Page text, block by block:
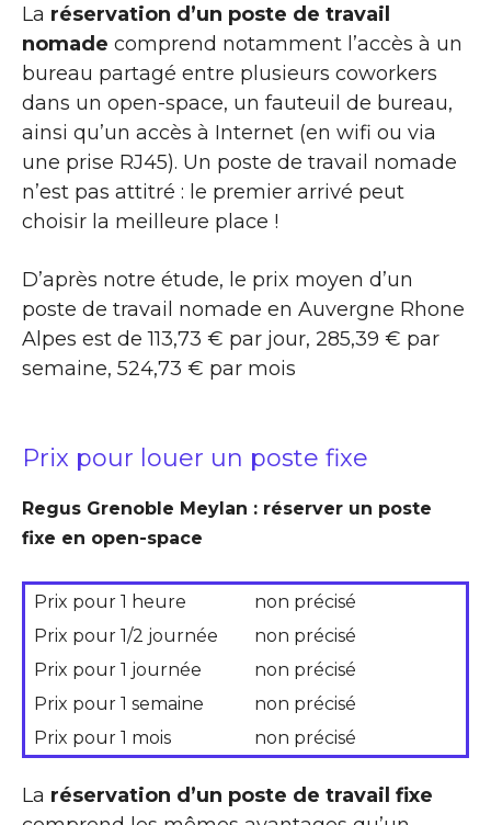
La réservation d’un poste de travail
nomade comprend notamment l’accès à un
bureau partagé entre plusieurs coworkers
dans un open-space, un fauteuil de bureau,
ainsi qu’un accès à Internet (en wifi ou via
une prise RJ45). Un poste de travail nomade
n’est pas attitré : le premier arrivé peut
choisir la meilleure place !
D’après notre étude, le prix moyen d’un
poste de travail nomade en Auvergne Rhone
Alpes est de 113,73 € par jour, 285,39 € par
semaine, 524,73 € par mois
Prix pour louer un poste fixe
Regus Grenoble Meylan : réserver un poste
fixe en open-space
Prix pour 1 heure
non précisé
Prix pour 1/2 journée
non précisé
Prix pour 1 journée
non précisé
Prix pour 1 semaine
non précisé
Prix pour 1 mois
non précisé
La réservation d’un poste de travail fixe